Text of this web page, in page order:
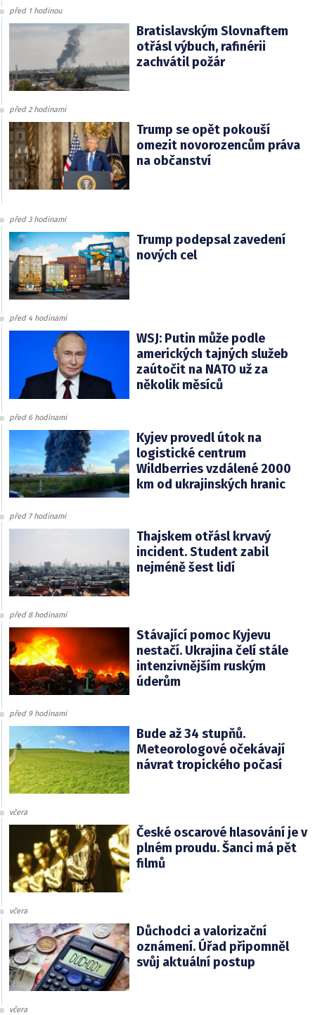
před 1 hodinou
Bratislavským Slovnaftem
otřásl výbuch, rafinérii
zachvátil požár
před 2 hodinami
Trump se opět pokouší
omezit novorozencům práva
na občanství
před 3 hodinami
Trump podepsal zavedení
nových cel
před 4 hodinami
WSJ: Putin může podle
amerických tajných služeb
zaútočit na NATO už za
několik měsíců
před 6 hodinami
Kyjev provedl útok na
logistické centrum
Wildberries vzdálené 2000
km od ukrajinských hranic
před 7 hodinami
Thajskem otřásl krvavý
incident. Student zabil
nejméně šest lidí
před 8 hodinami
Stávající pomoc Kyjevu
nestačí. Ukrajina čelí stále
intenzivnějším ruským
úderům
před 9 hodinami
Bude až 34 stupňů.
Meteorologové očekávají
návrat tropického počasí
včera
České oscarové hlasování je v
plném proudu. Šanci má pět
filmů
včera
Důchodci a valorizační
oznámení. Úřad připomněl
svůj aktuální postup
včera